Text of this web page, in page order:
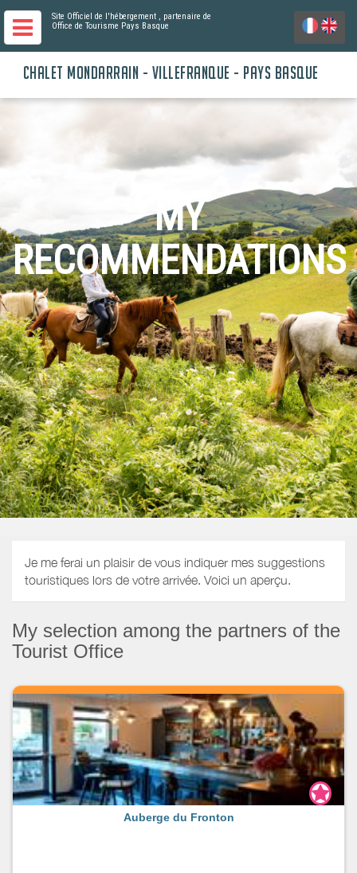
Site Officiel de l'hébergement , partenaire de
Office de Tourisme Pays Basque
CHALET MONDARRAIN - VILLEFRANQUE - PAYS BASQUE
MY
RECOMMENDATIONS
Je me ferai un plaisir de vous indiquer mes suggestions
touristiques lors de votre arrivée. Voici un aperçu.
My selection among the partners of the
Tourist Office
Auberge du Fronton